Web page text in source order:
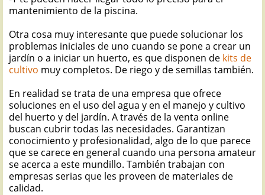
mantenimiento de la piscina.
Otra cosa muy interesante que puede solucionar los
problemas iniciales de uno cuando se pone a crear un
jardín o a iniciar un huerto, es que disponen de kits de
cultivo muy completos. De riego y de semillas también.
En realidad se trata de una empresa que ofrece
soluciones en el uso del agua y en el manejo y cultivo
del huerto y del jardín. A través de la venta online
buscan cubrir todas las necesidades. Garantizan
conocimiento y profesionalidad, algo de lo que parece
que se carece en general cuando una persona amateur
se acerca a este mundillo. También trabajan con
empresas serias que les proveen de materiales de
calidad.